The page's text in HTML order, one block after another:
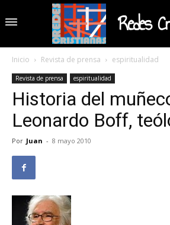
Redes
Inicio Revista de prensa espiritualidad
Revista de prensa espiritualidad
Historia del
Leonardo Boff,
Por Juan - 8 mayo 2010